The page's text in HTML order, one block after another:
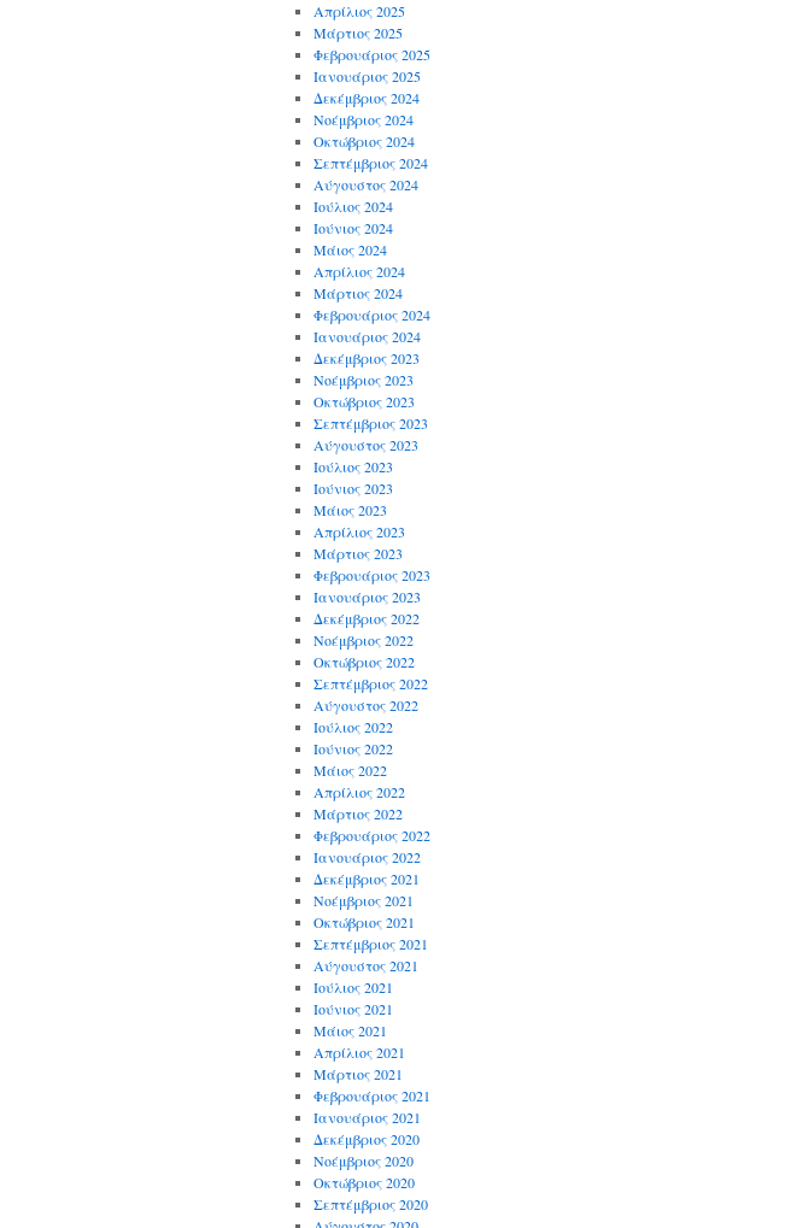
Απρίλιος 2025
Μάρτιος 2025
Φεβρουάριος 2025
Ιανουάριος 2025
Δεκέμβριος 2024
Νοέμβριος 2024
Οκτώβριος 2024
Σεπτέμβριος 2024
Αύγουστος 2024
Ιούλιος 2024
Ιούνιος 2024
Μάιος 2024
Απρίλιος 2024
Μάρτιος 2024
Φεβρουάριος 2024
Ιανουάριος 2024
Δεκέμβριος 2023
Νοέμβριος 2023
Οκτώβριος 2023
Σεπτέμβριος 2023
Αύγουστος 2023
Ιούλιος 2023
Ιούνιος 2023
Μάιος 2023
Απρίλιος 2023
Μάρτιος 2023
Φεβρουάριος 2023
Ιανουάριος 2023
Δεκέμβριος 2022
Νοέμβριος 2022
Οκτώβριος 2022
Σεπτέμβριος 2022
Αύγουστος 2022
Ιούλιος 2022
Ιούνιος 2022
Μάιος 2022
Απρίλιος 2022
Μάρτιος 2022
Φεβρουάριος 2022
Ιανουάριος 2022
Δεκέμβριος 2021
Νοέμβριος 2021
Οκτώβριος 2021
Σεπτέμβριος 2021
Αύγουστος 2021
Ιούλιος 2021
Ιούνιος 2021
Μάιος 2021
Απρίλιος 2021
Μάρτιος 2021
Φεβρουάριος 2021
Ιανουάριος 2021
Δεκέμβριος 2020
Νοέμβριος 2020
Οκτώβριος 2020
Σεπτέμβριος 2020